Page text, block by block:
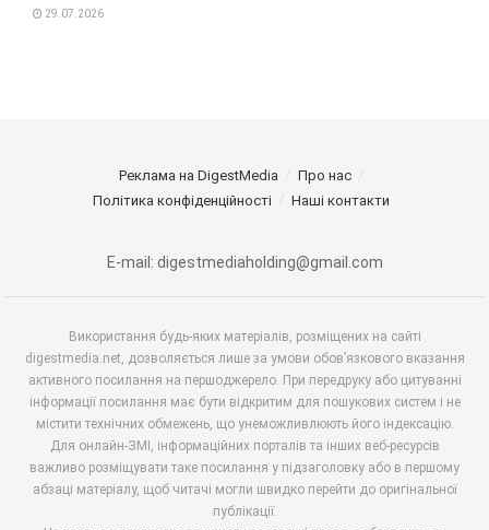
29.07.2026
Реклама на DigestMedia
Про нас
Політика конфіденційності
Наші контакти
E-mail: digestmediaholding@gmail.com
Використання будь-яких матеріалів, розміщених на сайті
digestmedia.net, дозволяється лише за умови обов’язкового вказання
активного посилання на першоджерело. При передруку або цитуванні
інформації посилання має бути відкритим для пошукових систем і не
містити технічних обмежень, що унеможливлюють його індексацію.
Для онлайн-ЗМІ, інформаційних порталів та інших веб-ресурсів
важливо розміщувати таке посилання у підзаголовку або в першому
абзаці матеріалу, щоб читачі могли швидко перейти до оригінальної
публікації.